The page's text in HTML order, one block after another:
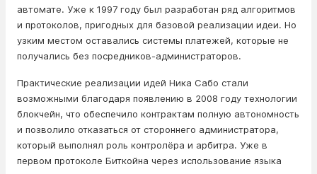
автомате. Уже к 1997 году был разработан ряд алгоритмов
и протоколов, пригодных для базовой реализации идеи. Но
узким местом оставались системы платежей, которые не
получались без посредников-администраторов.
Практические реализации идей Ника Сабо стали
возможными благодаря появлению в 2008 году технологии
блокчейн, что обеспечило контрактам полную автономность
и позволило отказаться от стороннего администратора,
который выполнял роль контролёра и арбитра. Уже в
первом протоколе Биткойна через использование языка